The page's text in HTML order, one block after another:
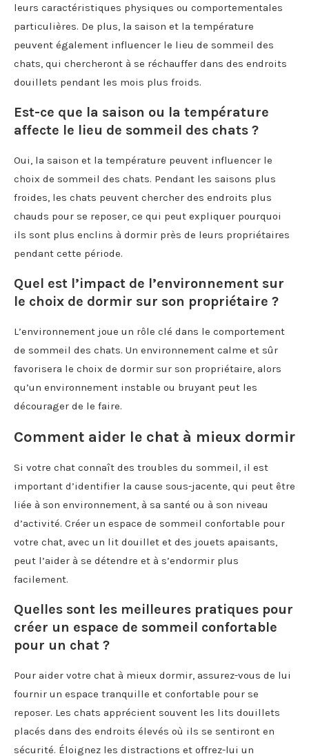
leurs caractéristiques physiques ou comportementales
particulières. De plus, la saison et la température
peuvent également influencer le lieu de sommeil des
chats, qui chercheront à se réchauffer dans des endroits
douillets pendant les mois plus froids.
Est-ce que la saison ou la température
affecte le lieu de sommeil des chats ?
Oui, la saison et la température peuvent influencer le
choix de sommeil des chats. Pendant les saisons plus
froides, les chats peuvent chercher des endroits plus
chauds pour se reposer, ce qui peut expliquer pourquoi
ils sont plus enclins à dormir près de leurs propriétaires
pendant cette période.
Quel est l’impact de l’environnement sur
le choix de dormir sur son propriétaire ?
L’environnement joue un rôle clé dans le comportement
de sommeil des chats. Un environnement calme et sûr
favorisera le choix de dormir sur son propriétaire, alors
qu’un environnement instable ou bruyant peut les
décourager de le faire.
Comment aider le chat à mieux dormir
Si votre chat connaît des troubles du sommeil, il est
important d’identifier la cause sous-jacente, qui peut être
liée à son environnement, à sa santé ou à son niveau
d’activité. Créer un espace de sommeil confortable pour
votre chat, avec un lit douillet et des jouets apaisants,
peut l’aider à se détendre et à s’endormir plus
facilement.
Quelles sont les meilleures pratiques pour
créer un espace de sommeil confortable
pour un chat ?
Pour aider votre chat à mieux dormir, assurez-vous de lui
fournir un espace tranquille et confortable pour se
reposer. Les chats apprécient souvent les lits douillets
placés dans des endroits élevés où ils se sentiront en
sécurité. Éloignez les distractions et offrez-lui un